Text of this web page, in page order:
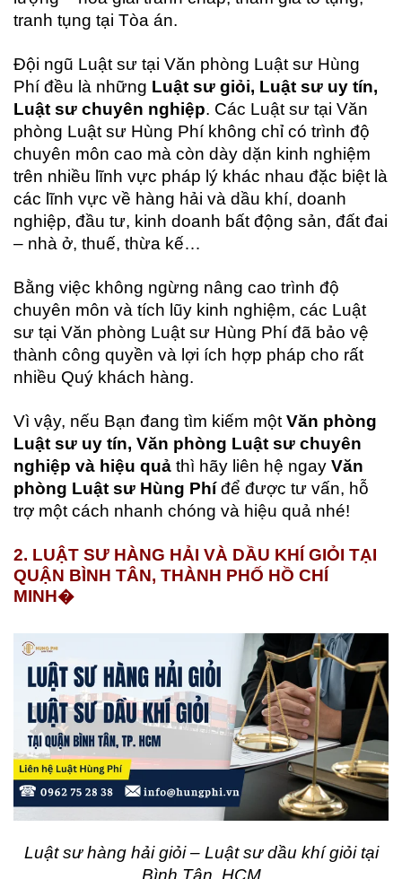
tranh tụng tại Tòa án.
Đội ngũ Luật sư tại Văn phòng Luật sư Hùng
Phí đều là những Luật sư giỏi, Luật sư uy tín,
Luật sư chuyên nghiệp. Các Luật sư tại Văn
phòng Luật sư Hùng Phí không chỉ có trình độ
chuyên môn cao mà còn dày dặn kinh nghiệm
trên nhiều lĩnh vực pháp lý khác nhau đặc biệt là
các lĩnh vực về hàng hải và dầu khí, doanh
nghiệp, đầu tư, kinh doanh bất động sản, đất đai
– nhà ở, thuế, thừa kế…
Bằng việc không ngừng nâng cao trình độ
chuyên môn và tích lũy kinh nghiệm, các Luật
sư tại Văn phòng Luật sư Hùng Phí đã bảo vệ
thành công quyền và lợi ích hợp pháp cho rất
nhiều Quý khách hàng.
Vì vậy, nếu Bạn đang tìm kiếm một Văn phòng
Luật sư uy tín, Văn phòng Luật sư chuyên
nghiệp và hiệu quả thì hãy liên hệ ngay Văn
phòng Luật sư Hùng Phíđể được tư vấn, hỗ
trợ một cách nhanh chóng và hiệu quả nhé!
2. LUẬT SƯ HÀNG HẢI VÀ DẦU KHÍ GIỎI TẠI
QUẬN BÌNH TÂN, THÀNH PHỐ HỒ CHÍ
MINH�
Luật sư hàng hải giỏi – Luật sư dầu khí giỏi tại
Bình Tân, HCM